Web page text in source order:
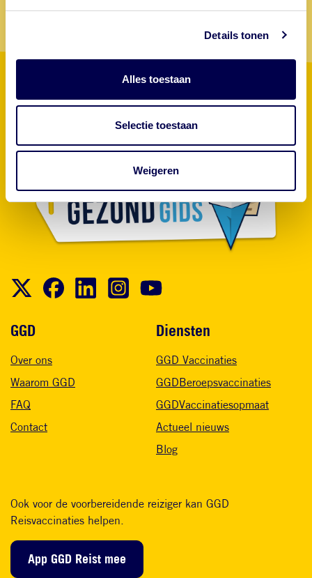
Details tonen
Alles toestaan
Selectie toestaan
Weigeren
Voet
GGD
Over ons
Waarom GGD
FAQ
Contact
Diensten
GGD Vaccinaties
GGDBeroepsvaccinaties
GGDVaccinatiesopmaat
Actueel nieuws
Blog
Ook voor de voorbereidende reiziger kan GGD
Reisvaccinaties helpen.
App GGD Reist mee